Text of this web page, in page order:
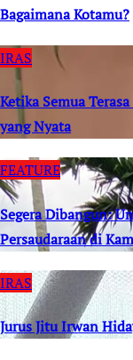
Bagaimana Kotamu?
IRAS
Ketika Semua
yang Nyata
FEATURE
Segera Dibangun:
Persaudaraan di
IRAS
Jurus Jitu Irwan